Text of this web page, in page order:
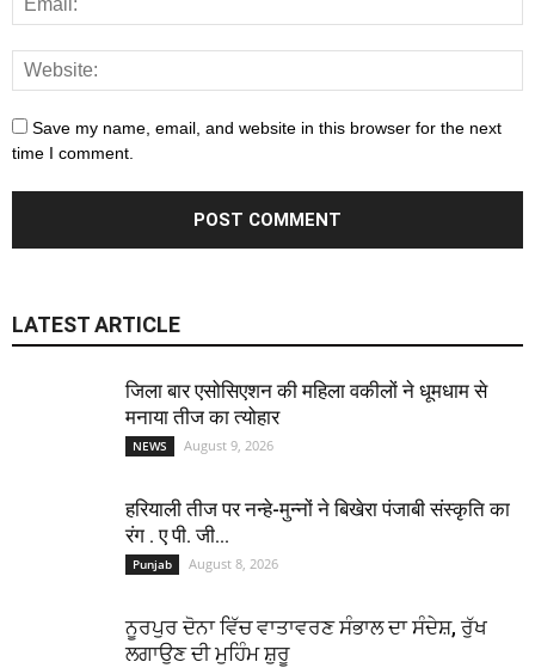
Save my name, email, and website in this browser for the next
time I comment.
LATEST ARTICLE
जिला बार एसोसिएशन की महिला वकीलों ने धूमधाम से
मनाया तीज का त्योहार
NEWS August 9, 2026
हरियाली तीज पर नन्हे-मुन्नों ने बिखेरा पंजाबी संस्कृति का
रंग . ए पी. जी...
Punjab August 8, 2026
ਨੂਰਪੁਰ ਦੋਨਾ ਵਿੱਚ ਵਾਤਾਵਰਣ ਸੰਭਾਲ ਦਾ ਸੰਦੇਸ਼, ਰੁੱਖ
ਲਗਾਉਣ ਦੀ ਮੁਹਿੰਮ ਸ਼ੁਰੂ